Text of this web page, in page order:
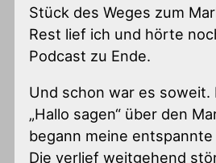
Stück des Weges zum
Rest lief ich und hörte
Podcast zu Ende.
Und schon war es soweit.
„Hallo sagen“ über den
begann meine
Die verlief weitgehend